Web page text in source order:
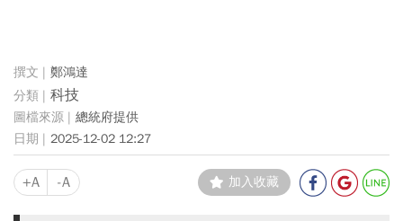
鄭鴻達
科技
總統府提供
2025-12-02 12:27
+A -A 加入收藏